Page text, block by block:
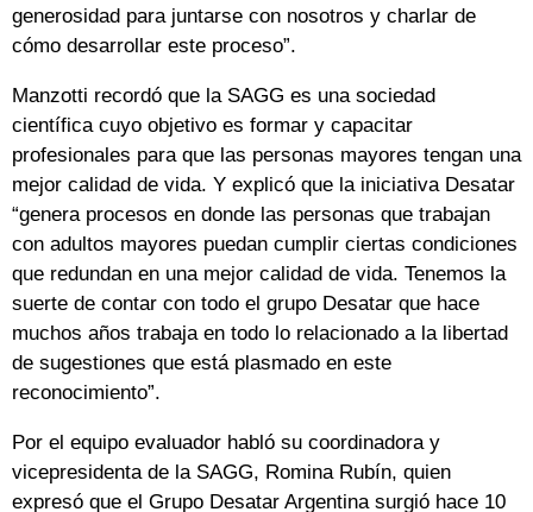
generosidad para juntarse con nosotros y charlar de
cómo desarrollar este proceso”.
Manzotti recordó que la SAGG es una sociedad
científica cuyo objetivo es formar y capacitar
profesionales para que las personas mayores tengan una
mejor calidad de vida. Y explicó que la iniciativa Desatar
“genera procesos en donde las personas que trabajan
con adultos mayores puedan cumplir ciertas condiciones
que redundan en una mejor calidad de vida. Tenemos la
suerte de contar con todo el grupo Desatar que hace
muchos años trabaja en todo lo relacionado a la libertad
de sugestiones que está plasmado en este
reconocimiento”.
Por el equipo evaluador habló su coordinadora y
vicepresidenta de la SAGG, Romina Rubín, quien
expresó que el Grupo Desatar Argentina surgió hace 10